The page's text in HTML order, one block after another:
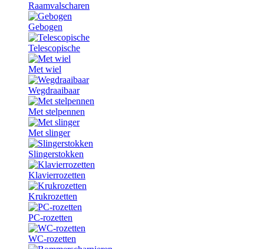
Raamvalscharen
Gebogen
Telescopische
Met wiel
Wegdraaibaar
Met stelpennen
Met slinger
Slingerstokken
Klavierrozetten
Krukrozetten
PC-rozetten
WC-rozetten